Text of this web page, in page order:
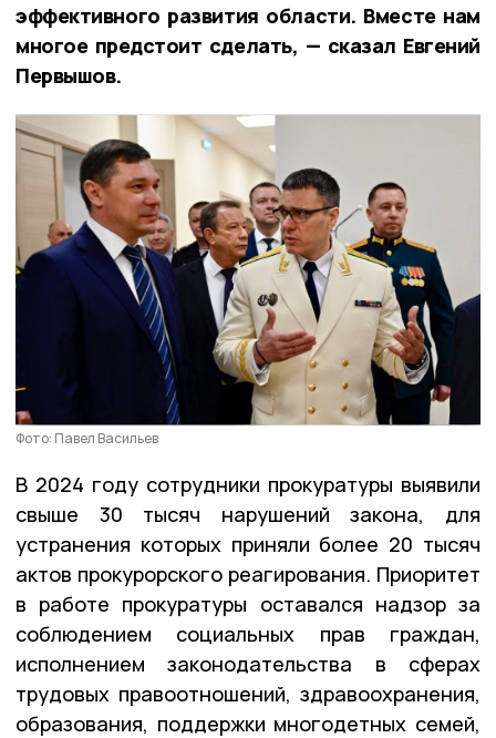
эффективного развития области. Вместе нам
многое предстоит сделать, — сказал Евгений
Первышов.
Фото: Павел Васильев
В 2024 году сотрудники прокуратуры выявили
свыше 30 тысяч нарушений закона, для
устранения которых приняли более 20 тысяч
актов прокурорского реагирования. Приоритет
в работе прокуратуры оставался надзор за
соблюдением социальных прав граждан,
исполнением законодательства в сферах
трудовых правоотношений, здравоохранения,
образования, поддержки многодетных семей,